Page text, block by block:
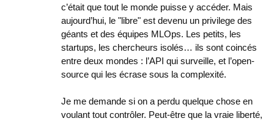
c’était que tout le monde puisse y accéder. Mais
aujourd’hui, le "libre" est devenu un privilege des
géants et des équipes MLOps. Les petits, les
startups, les chercheurs isolés… ils sont coincés
entre deux mondes : l’API qui surveille, et l’open-
source qui les écrase sous la complexité.
Je me demande si on a perdu quelque chose en
voulant tout contrôler. Peut-être que la vraie liberté,